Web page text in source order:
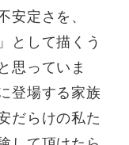
安定さを、
として描くう
思っていま
登場する家族
だらけの私た